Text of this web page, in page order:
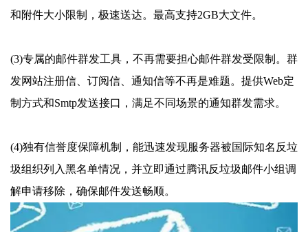
和附件大小限制，极速送达。最高支持2GB大文件。
(3)专属的邮件群发工具，不再需要担心邮件群发受限制。群
发网站注册信、订阅信、通知信等不再是难题。提供Web定
制方式和Smtp发送接口，满足不同场景的通知群发需求。
(4)独有信誉度保障机制，能迅速发现服务器被国际知名反垃
圾组织列入黑名单情况，并立即通过腾讯反垃圾邮件小组调
解申请移除，确保邮件发送畅顺。